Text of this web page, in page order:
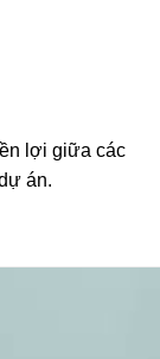
lợi giữa các
án.